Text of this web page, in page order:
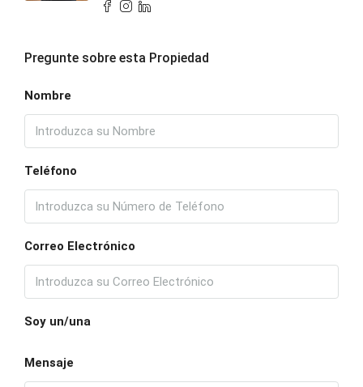
Pregunte sobre esta Propiedad
Nombre
Teléfono
Correo Electrónico
Soy un/una
Mensaje